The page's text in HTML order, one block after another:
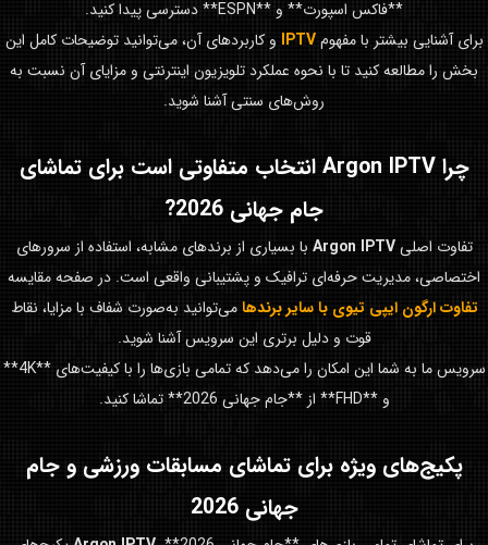
**فاکس اسپورت** و **ESPN** دسترسی پیدا کنید.
برای آشنایی بیشتر با مفهومIPTV و کاربردهای آن، می‌توانید توضیحات کامل این
بخش را مطالعه کنید تا با نحوه عملکرد تلویزیون اینترنتی و مزایای آن نسبت به
روش‌های سنتی آشنا شوید.
چراArgon IPTV انتخاب متفاوتی است برای تماشای
جام جهانی 2026
?
تفاوت اصلیArgon IPTV با بسیاری از برندهای مشابه، استفاده از سرورهای
اختصاصی، مدیریت حرفه‌ای ترافیک و پشتیبانی واقعی است. در صفحه مقایسه
تفاوت ارگون ایپی تیوی با سایر برندها می‌توانید به‌صورت شفاف با مزایا، نقاط
قوت و دلیل برتری این سرویس آشنا شوید.
سرویس ما به شما این امکان را می‌دهد که تمامی بازی‌ها را با کیفیت‌های **4K**
و **FHD** از **جام جهانی 2026** تماشا کنید.
پکیج‌های ویژه برای تماشای مسابقات ورزشی وجام
جهانی 2026